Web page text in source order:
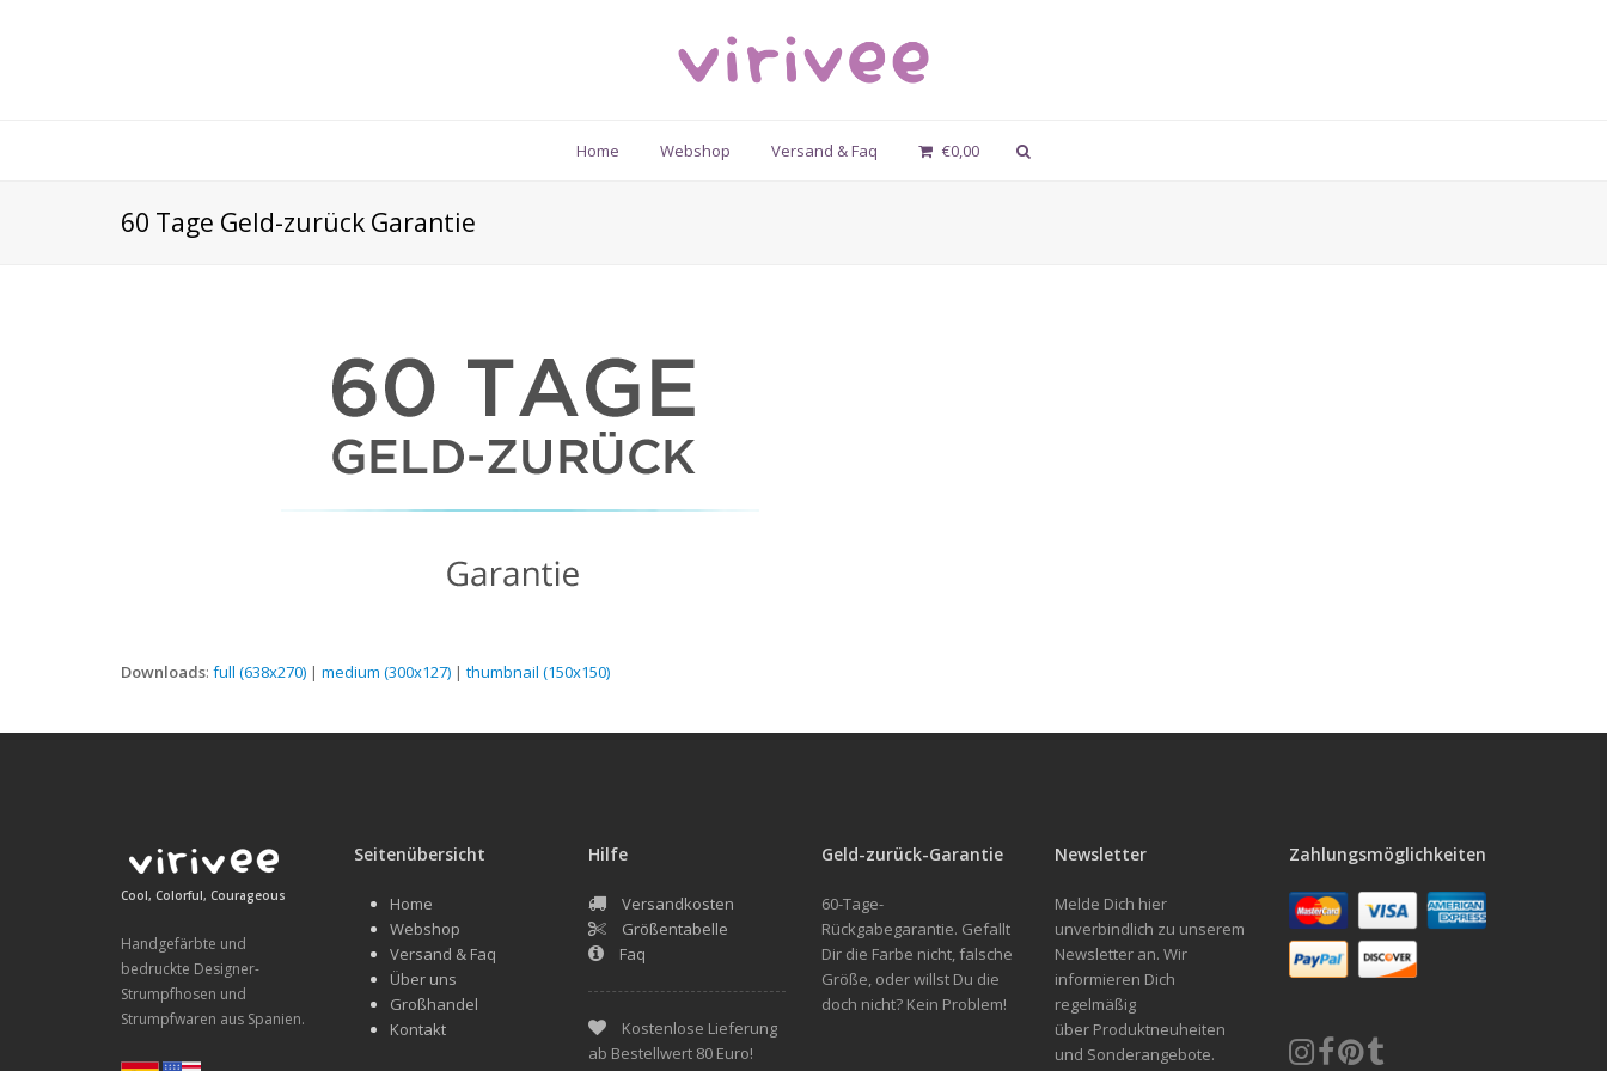
Home Webshop Versand & Faq €0,00
60 Tage Geld-zurück Garantie
Downloads: full (638x270)| medium (300x127)| thumbnail (150x150)
Cool, Colorful, Courageous
Handgefärbte und
bedruckte Designer-
Strumpfhosen und
Strumpfwaren aus Spanien.
Seitenübersicht
Home
Webshop
Versand & Faq
Über uns
Großhandel
Kontakt
Hilfe
Versandkosten
Größentabelle
Faq
Kostenlose Lieferung
ab Bestellwert 80 Euro!
Geld-zurück-Garantie
60-Tage-
Rückgabegarantie. Gefallt
Dir die Farbe nicht, falsche
Größe, oder willst Du die
doch nicht? Kein Problem!
Newsletter
Melde Dich hier
unverbindlich zu unserem
Newsletter an. Wir
informieren Dich
regelmäßig
über Produktneuheiten
und Sonderangebote.
Zahlungsmöglichkeiten